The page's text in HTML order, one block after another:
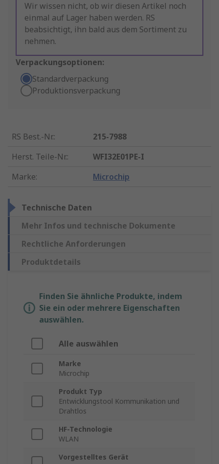
Wir wissen nicht, ob wir diesen Artikel noch
einmal auf Lager haben werden. RS
beabsichtigt, ihn bald aus dem Sortiment zu
nehmen.
Verpackungsoptionen:
Standardverpackung
Produktionsverpackung
RS Best.-Nr.:
215-7988
Herst. Teile-Nr.:
WFI32E01PE-I
Marke: Microchip
Technische Daten
Mehr Infos und technische Dokumente
Rechtliche Anforderungen
Produktdetails
Finden Sie ähnliche Produkte, indem
Sie ein oder mehrere Eigenschaften
auswählen.
Alle auswählen
Marke
Microchip
Produkt Typ
Entwicklungstool Kommunikation und
Drahtlos
HF-Technologie
WLAN
Vorgestelltes Gerät